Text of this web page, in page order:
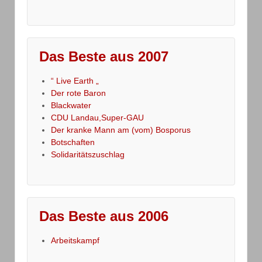
Das Beste aus 2007
“ Live Earth „
Der rote Baron
Blackwater
CDU Landau,Super-GAU
Der kranke Mann am (vom) Bosporus
Botschaften
Solidaritätszuschlag
Das Beste aus 2006
Arbeitskampf